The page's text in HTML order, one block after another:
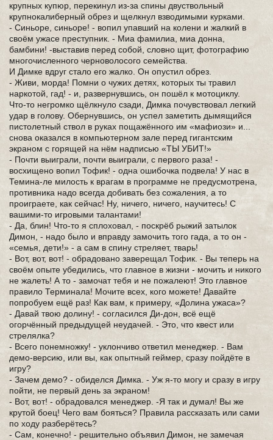
крупных купюр, перекинул из-за спины двуствольный
крупнокалиберный обрез и щелкнул взводимыми курками.
- Синьоре, синьоре! - вопил упавший на колени и жалкий в
своём ужасе преступник. - Миа фамилиа, миа донна,
бамбини! -выставив перед собой, словно щит, фотографию
многочисленного черноволосого семейства.
И Димке вдруг стало его жалко. Он опустил обрез.
- Живи, морда! Помни о чужих детях, которых ты травил
наркотой, гад! - и, развернувшись, он пошёл к мотоциклу.
Что-то негромко щёлкнуло сзади, Димка почувствовал легкий
удар в голову. Обернувшись, он успел заметить дымящийся
пистолетный ствол в руках пощажённого им «мафиози» и...
снова оказался в компьютерном зале перед гигантским
экраном с горящей на нём надписью «ТЫ УБИТ!»
- Почти выиграли, почти выиграли, с первого раза! -
восхищено вопил Тофик! - одна ошибочка подвела! У нас в
Темина-ле милость к врагам в программе не предусмотрена,
противника надо всегда добивать без сожаления, а то
проиграете, как сейчас! Ну, ничего, ничего, научитесь! С
вашими-то игровыми талантами!
- Да, блин! Что-то я сплоховал, - поскрёб рыжий затылок
Димон, - надо было и вправду замочить того гада, а то он -
«семья, дети!» - а сам в спину стреляет, тварь!
- Вот, вот, вот! - обрадовано заверещал Тофик. - Вы теперь на
своём опыте убедились, что главное в жизни - мочить и никого
не жалеть! А то - замочат тебя и не пожалеют! Это главное
правило Терминала! Мочите всех, кого можете! Давайте
попробуем ещё раз! Как вам, к примеру, «Долина ужаса»?
- Давай твою долину! - согласился Ди-дон, всё ещё
огорчённый предыдущей неудачей. - Это, что квест или
стрелялка?
- Всего понемножку! - уклончиво ответил менеджер. - Вам
демо-версию, или вы, как опытный геймер, сразу пойдёте в
игру?
- Зачем демо? - обиделся Димка. - Уж я-то могу и сразу в игру
пойти, не первый день за экраном!
- Вот, вот! - обрадовался менеджер. -Я так и думал! Вы же
крутой боец! Чего вам бояться? Правила рассказать или сами
по ходу разберётесь?
- Сам, конечно! - решительно объявил Димон, не замечая